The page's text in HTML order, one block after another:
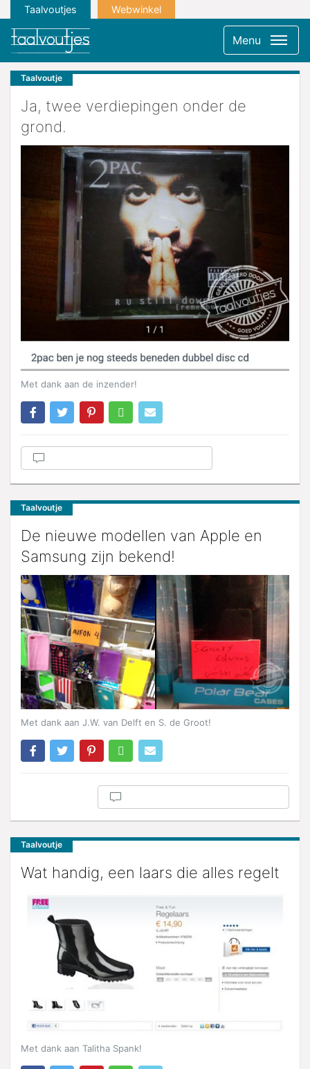
Taalvoutjes Webwinkel
Menu
Taalvoutje
Ja, twee verdiepingen onder de
grond.
Met dank aan de inzender!
Taalvoutje
De nieuwe modellen van Apple en
Samsung zijn bekend!
Met dank aan J.W. van Delft en S. de Groot!
Taalvoutje
Wat handig, een laars die alles regelt
Met dank aan Talitha Spank!